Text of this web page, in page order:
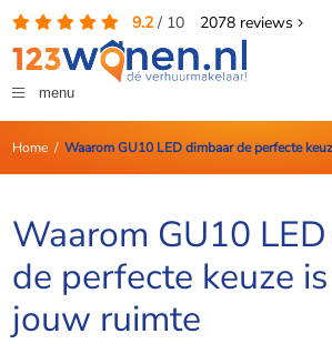
9.2/ 10 2078reviews
menu
Home/ Waarom GU10 LED dimbaar de perfecte
Waarom GU10
de perfecte keuze
jouw ruimte